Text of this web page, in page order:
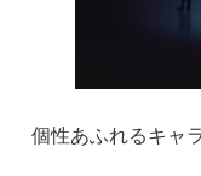
個性あふれるキャ